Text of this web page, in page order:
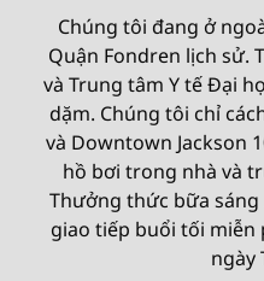
Chúng tôi đang ở
Quận Fondren lịch sử.
và Trung tâm Y tế Đại
dặm. Chúng tôi chỉ
và Downtown Jackson
hồ bơi trong nhà và
Thưởng thức bữa
giao tiếp buổi tối miễn
ngày